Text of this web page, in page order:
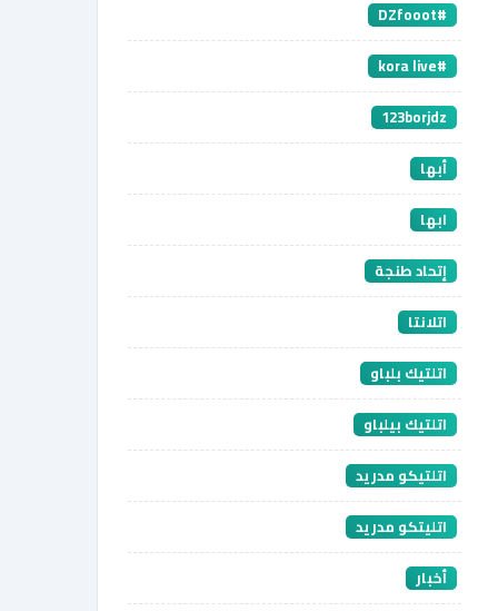
#DZfooot
#kora live
123borjdz
أبها
ابها
إتحاد طنجة
اتلانتا
اتلتيك بلباو
اتلتيك بيلباو
اتلتيكو مدريد
اتليتكو مدريد
أخبار